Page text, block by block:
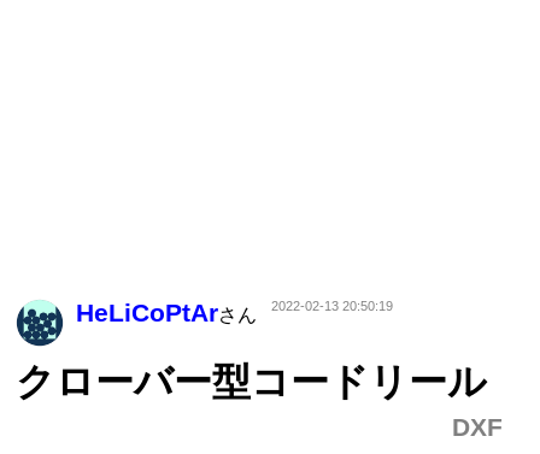
HeLiCoPtArさん 2022-02-13 20:50:19
クローバー型コードリール
DXF